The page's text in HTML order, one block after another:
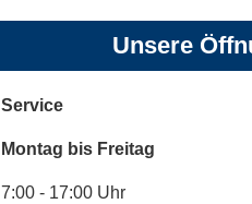
Unsere
Service
Montag bis Freitag
7:00 - 17:00 Uhr